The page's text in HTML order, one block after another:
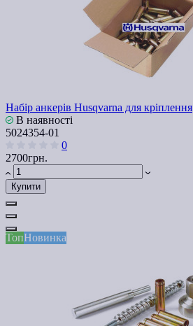
Набір анкерів Husqvarna для кріплення
В наявності
5024354-01
0
2700грн.
Купити
ТопНовинка